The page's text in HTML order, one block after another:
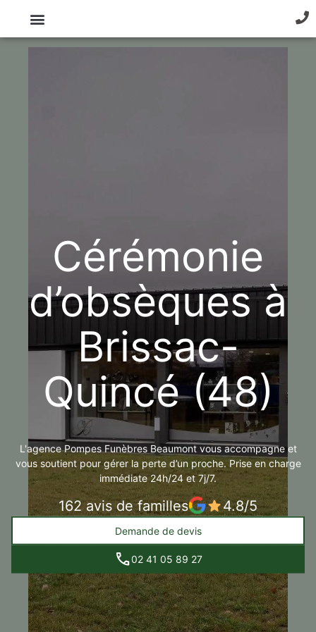
Cérémonie
d’obsèques à
Brissac-
Quincé (48)
L'agence Pompes Funèbres Beaumont vous accompagne et
vous soutient pour gérer la perte d’un proche. Prise en charge
immédiate 24h/24 et 7j/7.
162 avis de familles 4.8/5
Demande de devis
02 41 05 89 27